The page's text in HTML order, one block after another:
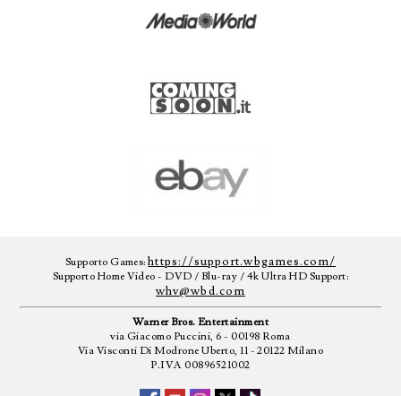
Supporto Games:https://support.wbgames.com/
Supporto Home Video - DVD / Blu-ray / 4k Ultra HD Support:
whv@wbd.com
Warner Bros. Entertainment
via Giacomo Puccini, 6 - 00198 Roma
Via Visconti Di Modrone Uberto, 11 - 20122 Milano
P.IVA 00896521002